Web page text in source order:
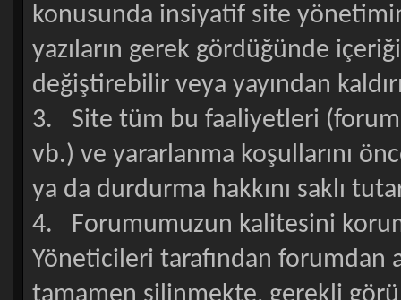
konusunda insiyatif site
yazıların gerek gördüğünde
değiştirebilir veya yayından
3. Site tüm bu faaliyetleri
vb.) ve yararlanma koşullarını
ya da durdurma hakkını saklı
4. Forumumuzun kalitesini
Yöneticileri tarafından forumdan